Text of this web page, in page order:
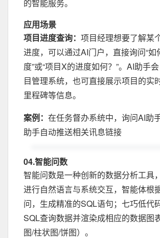
的智能服务。
应用场景
项目进度查询： 项目经理想要了解某
进度，可以通过AI门户，直接询问“
度”或“项目X的进度如何？”。AI助手
目管理系统，也可直接展示项目的实
里程碑等信息。
案例： 在任务督办系统中，询问AI助
助手自动推送相关讯息链接
04.智能问数
智能问数是一种创新的数据分析工具
进行自然语言与系统交互，智能体根
问，生成精准的SQL语句；七巧低代
SQL查询数据并渲染成相应的数据图
图/柱状图/饼图）。